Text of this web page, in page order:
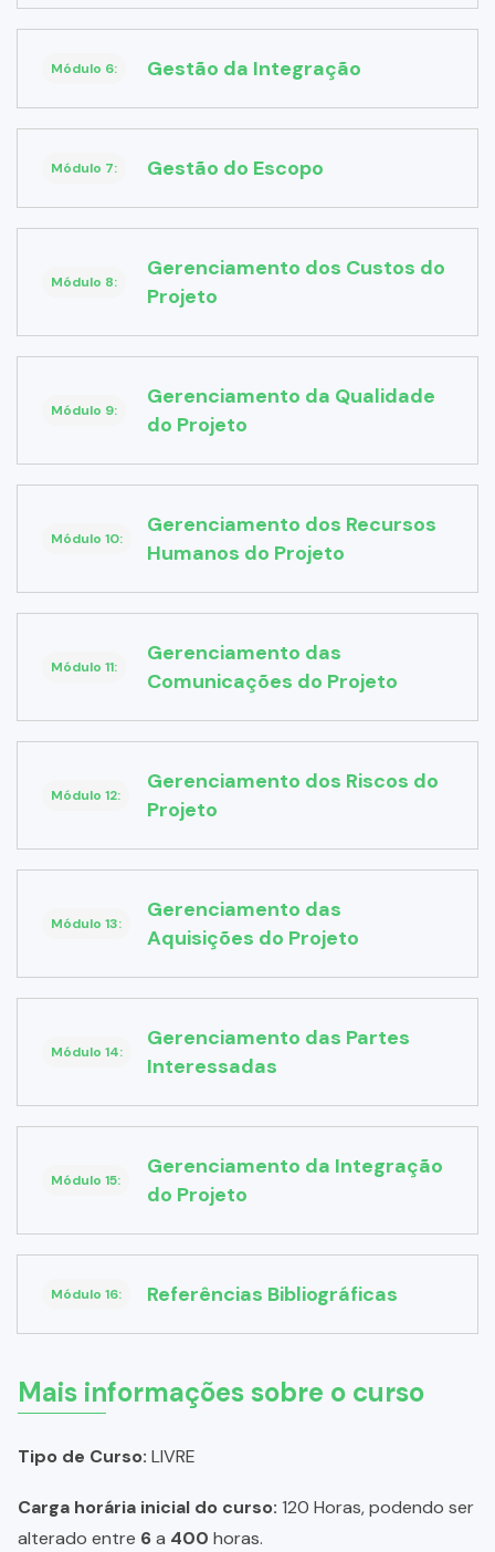
Módulo 6: Gestão da Integração
Módulo 7: Gestão do Escopo
Módulo 8:
Gerenciamento dos Custos do
Projeto
Módulo 9:
Gerenciamento da Qualidade
do Projeto
Módulo 10:
Gerenciamento dos Recursos
Humanos do Projeto
Módulo 11:
Gerenciamento das
Comunicações do Projeto
Módulo 12:
Gerenciamento dos Riscos do
Projeto
Módulo 13:
Gerenciamento das
Aquisições do Projeto
Módulo 14:
Gerenciamento das Partes
Interessadas
Módulo 15:
Gerenciamento da Integração
do Projeto
Módulo 16: Referências Bibliográficas
Mais informações sobre o curso
Tipo de Curso: LIVRE
Carga horária inicial do curso: 120 Horas, podendo ser
alterado entre 6a 400 horas.